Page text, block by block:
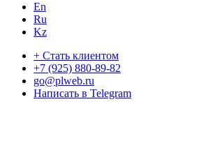
En
Ru
Kz
+ Стать клиентом
+7 (925) 880-89-82
go@plweb.ru
Написать в Telegram